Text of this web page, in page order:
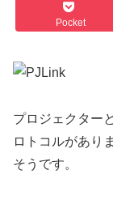
Pocket
プロジェクター
ロトコルがあり
そうです。